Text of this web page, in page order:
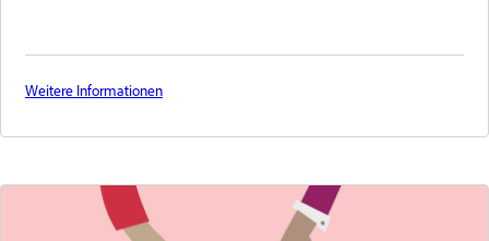
Weitere Informationen